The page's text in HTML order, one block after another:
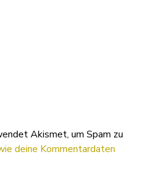
Akismet, um Spam zu
deine Kommentardaten